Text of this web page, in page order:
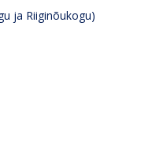
ja Riiginõukogu)